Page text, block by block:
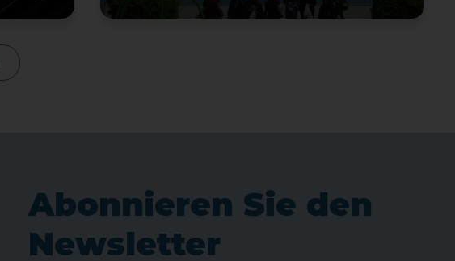
Abonnieren Sie den
Newsletter